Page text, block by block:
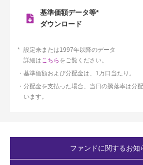
基準価額データ等*
ダウンロード
設定来または1997年以降のデータ
詳細はこちら をご覧ください。
基準価額および分配金は、1万口当たり。
分配金を支払った場合、当日の騰落率は分
います。
ファンドに関するお知